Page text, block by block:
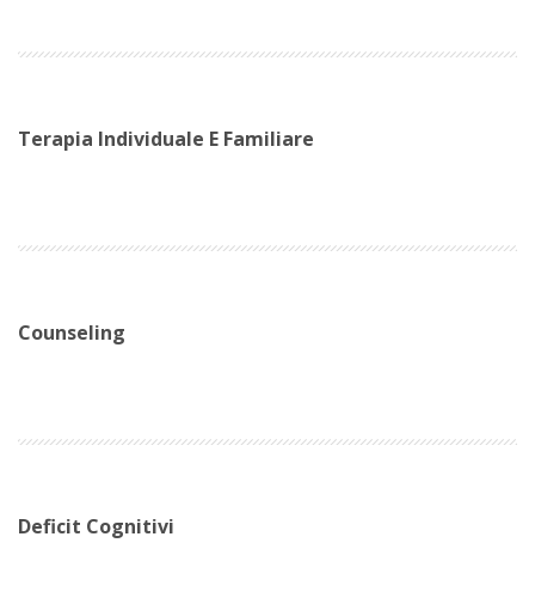
Terapia Individuale E Familiare
Counseling
Deficit Cognitivi